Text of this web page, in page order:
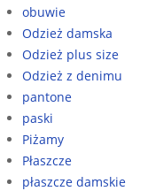
obuwie
Odzież damska
Odzież plus size
Odzież z denimu
pantone
paski
Piżamy
Płaszcze
płaszcze damskie